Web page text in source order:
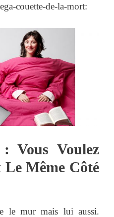
couette-de-la-mort:
Vous Voulez
Le Même Côté
le mur mais lui aussi.